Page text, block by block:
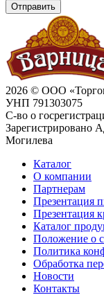
Отправить
2026 © ООО
УНП 791303075
С-во о
Зарегистрировано
Могилева
Каталог
О компании
Партнерам
Презентация
Презентация
Каталог
Положение о
Политика
Обработка
Новости
Контакты